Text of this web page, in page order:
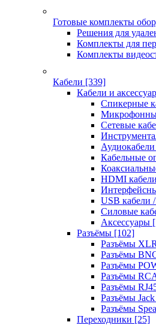
Готовые комплекты
Решения для
Комплекты для
Комплекты
Кабели [339]
Кабели и
Спикерные
Сетевые
Аудиокабели
Кабельные
HDMI кабели
USB кабели
Силовые
Аксессуары
Разъёмы [102]
Разъёмы XLR
Разъёмы
Разъёмы
Разъёмы
Разъёмы
Разъёмы Jack
Разъёмы
Переходники [25]